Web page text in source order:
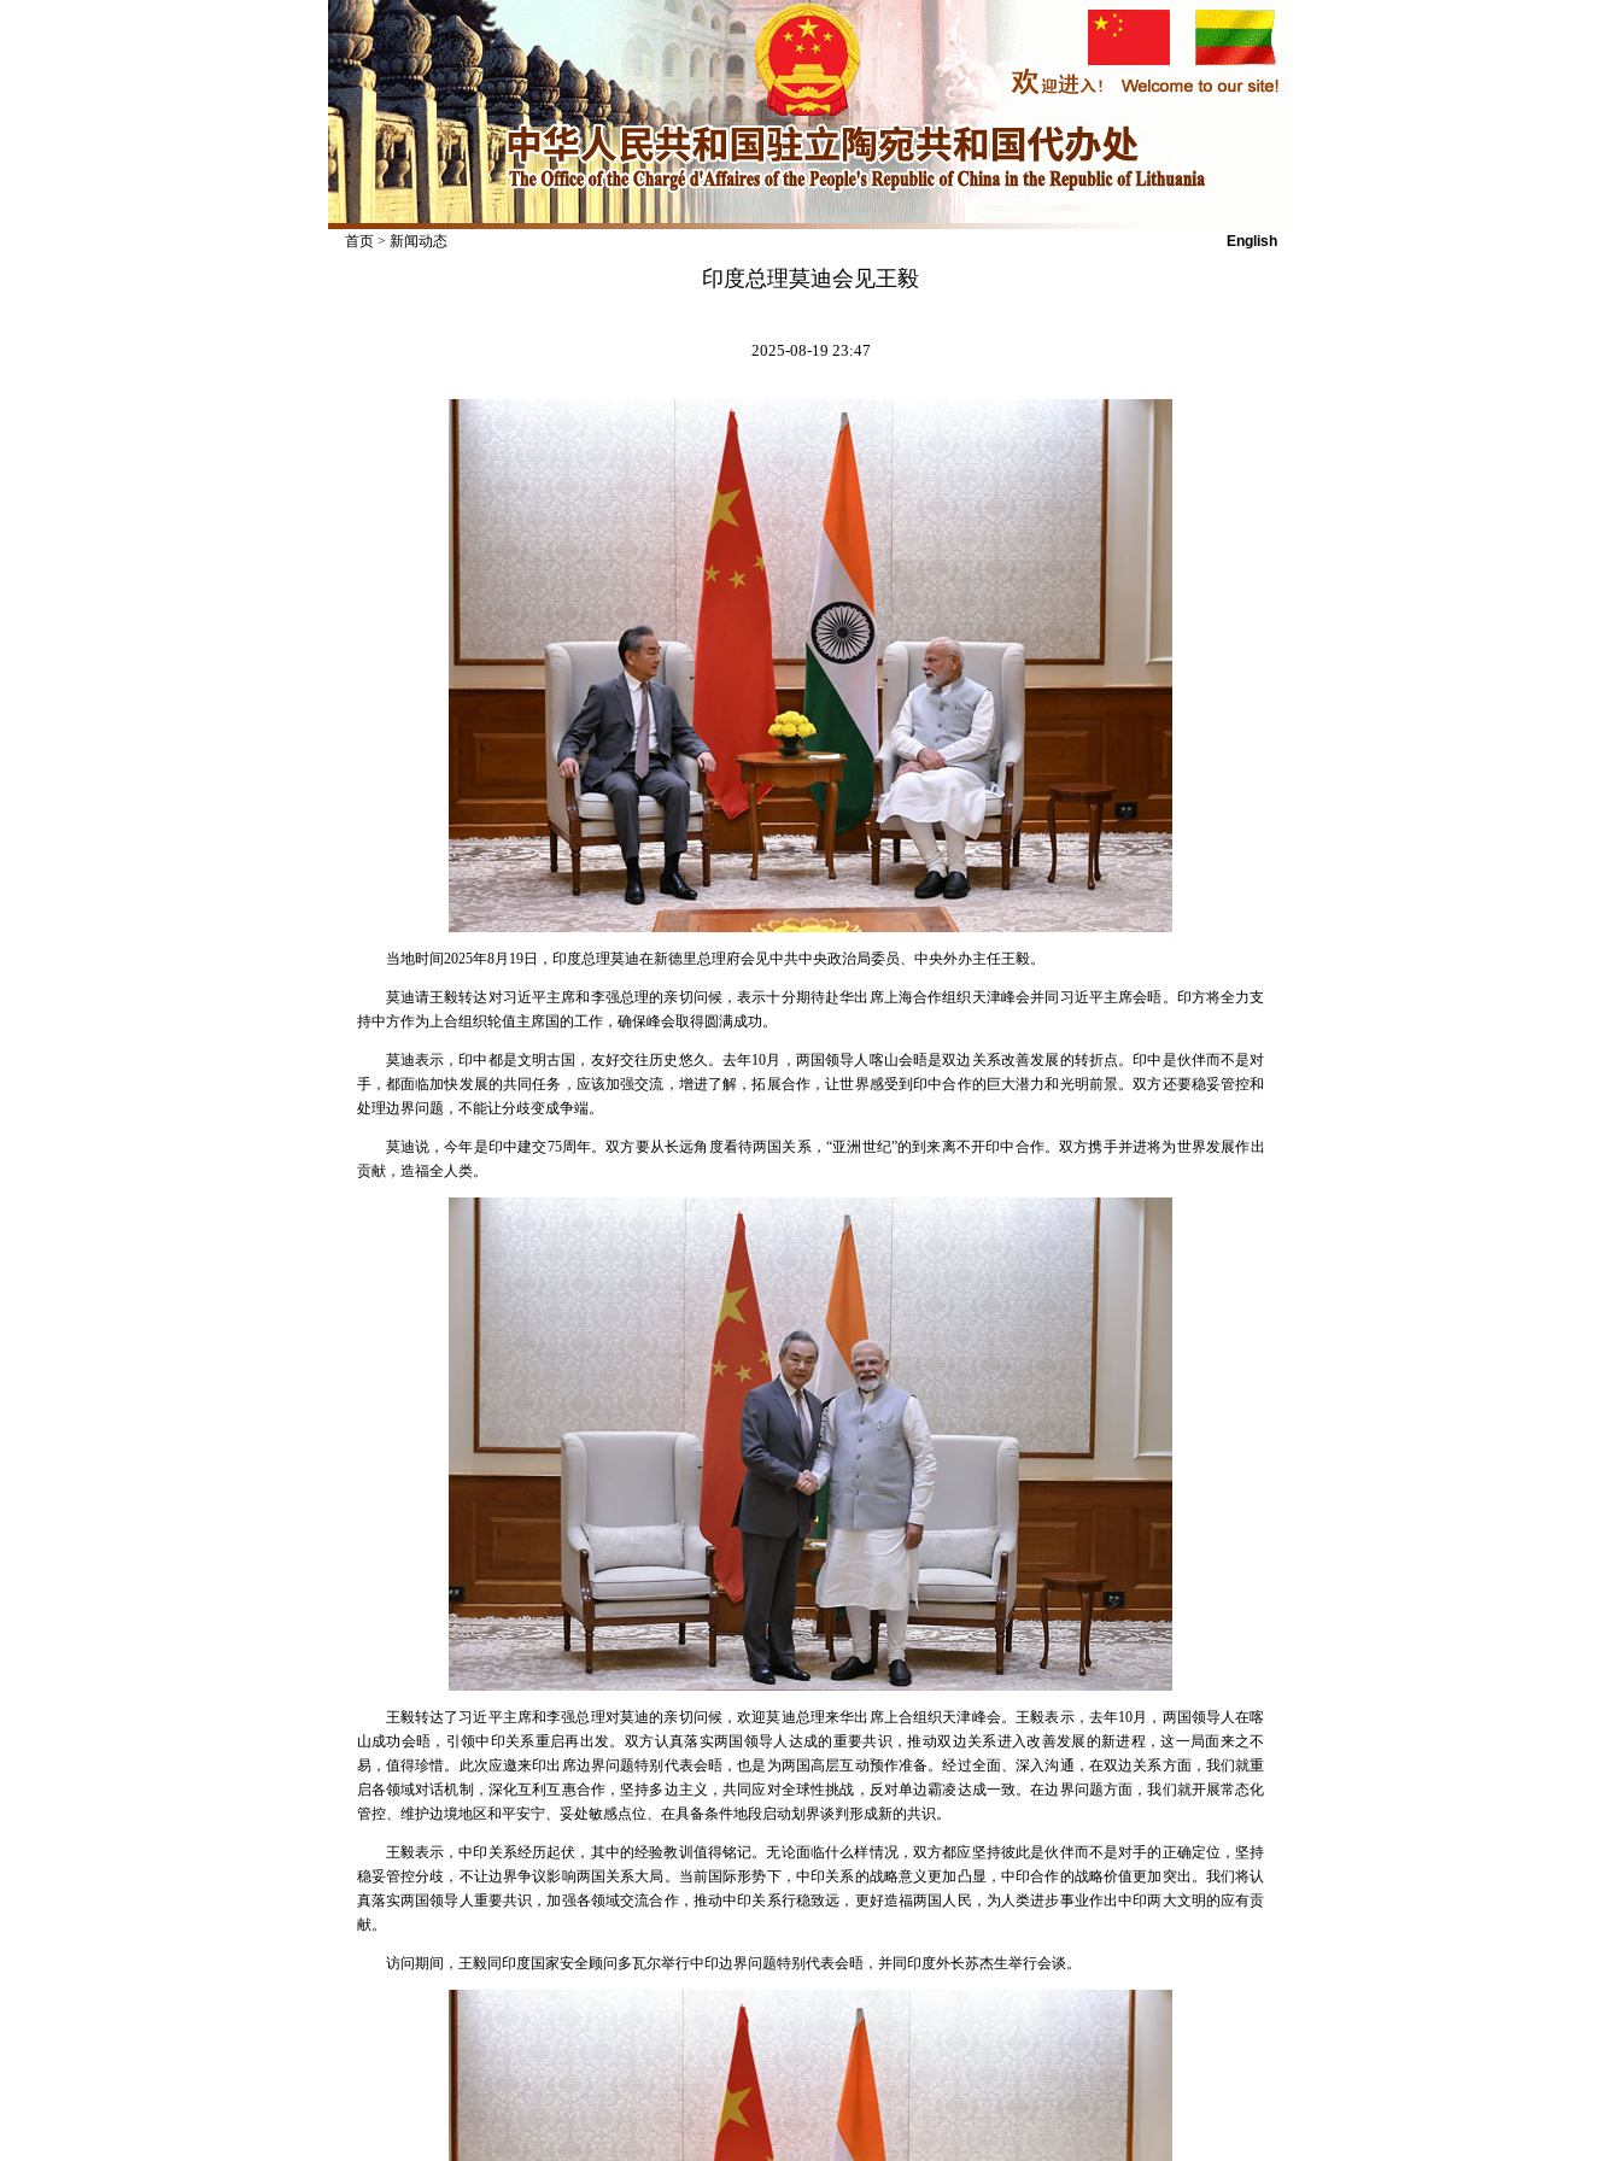
首页> 新闻动态 English
印度总理莫迪会见王毅
2025-08-19 23:47
当地时间2025年8月19日，印度总理莫迪在新德里总理府会见中共中央政治局委员、中央外办主任王毅。
莫迪请王毅转达对习近平主席和李强总理的亲切问候，表示十分期待赴华出席上海合作组织天津峰会并同习近平主席会晤。印方将全力支
持中方作为上合组织轮值主席国的工作，确保峰会取得圆满成功。
莫迪表示，印中都是文明古国，友好交往历史悠久。去年10月，两国领导人喀山会晤是双边关系改善发展的转折点。印中是伙伴而不是对
手，都面临加快发展的共同任务，应该加强交流，增进了解，拓展合作，让世界感受到印中合作的巨大潜力和光明前景。双方还要稳妥管控和
处理边界问题，不能让分歧变成争端。
莫迪说，今年是印中建交75周年。双方要从长远角度看待两国关系，“亚洲世纪”的到来离不开印中合作。双方携手并进将为世界发展作出
贡献，造福全人类。
王毅转达了习近平主席和李强总理对莫迪的亲切问候，欢迎莫迪总理来华出席上合组织天津峰会。王毅表示，去年10月，两国领导人在喀
山成功会晤，引领中印关系重启再出发。双方认真落实两国领导人达成的重要共识，推动双边关系进入改善发展的新进程，这一局面来之不
易，值得珍惜。此次应邀来印出席边界问题特别代表会晤，也是为两国高层互动预作准备。经过全面、深入沟通，在双边关系方面，我们就重
启各领域对话机制，深化互利互惠合作，坚持多边主义，共同应对全球性挑战，反对单边霸凌达成一致。在边界问题方面，我们就开展常态化
管控、维护边境地区和平安宁、妥处敏感点位、在具备条件地段启动划界谈判形成新的共识。
王毅表示，中印关系经历起伏，其中的经验教训值得铭记。无论面临什么样情况，双方都应坚持彼此是伙伴而不是对手的正确定位，坚持
稳妥管控分歧，不让边界争议影响两国关系大局。当前国际形势下，中印关系的战略意义更加凸显，中印合作的战略价值更加突出。我们将认
真落实两国领导人重要共识，加强各领域交流合作，推动中印关系行稳致远，更好造福两国人民，为人类进步事业作出中印两大文明的应有贡
献。
访问期间，王毅同印度国家安全顾问多瓦尔举行中印边界问题特别代表会晤，并同印度外长苏杰生举行会谈。